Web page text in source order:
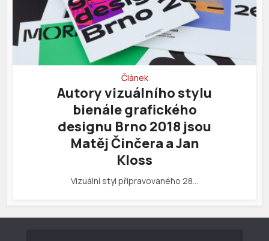
Článek
Autory vizuálního stylu
bienále grafického
designu Brno 2018 jsou
Matěj Činčera a Jan
Kloss
Vizuální styl připravovaného 28…